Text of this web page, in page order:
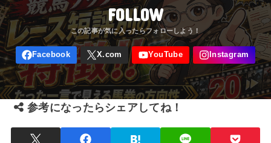
FOLLOW
参考になったらシェアしてね！